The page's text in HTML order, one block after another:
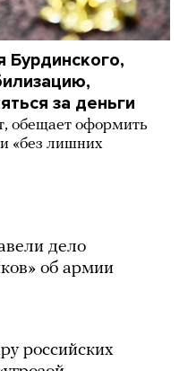
Бурдинского,
за деньги
обещает оформить
«без лишних
дело
об армии
российских